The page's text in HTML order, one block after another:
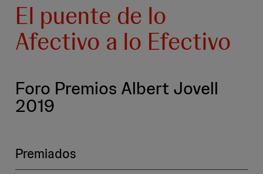
El puente de lo
Afectivo a lo Efectivo
Foro Premios Albert Jovell
2019
Premiados